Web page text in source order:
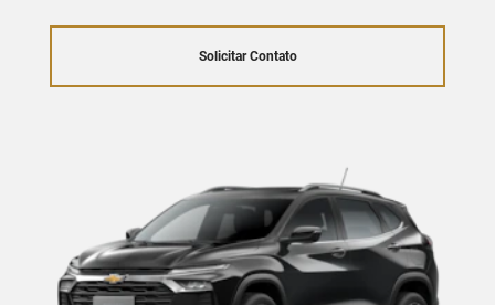
Solicitar Contato